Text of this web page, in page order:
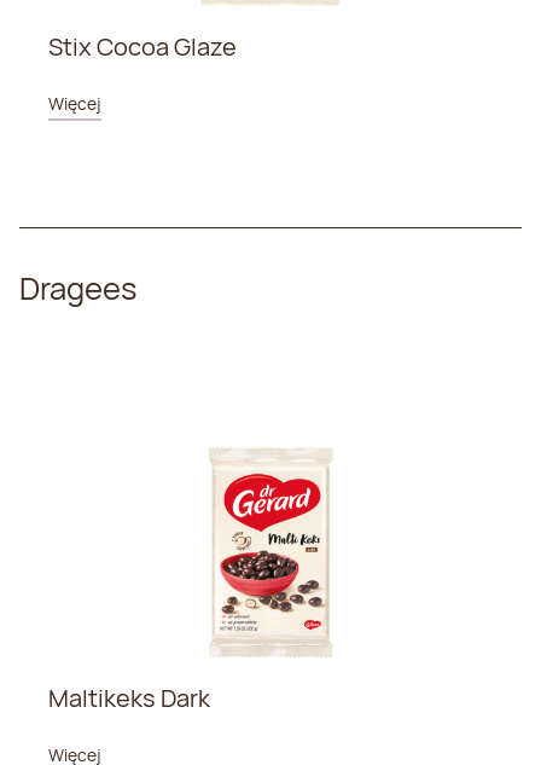
Stix Cocoa Glaze
Więcej
Dragees
Maltikeks Dark
Więcej